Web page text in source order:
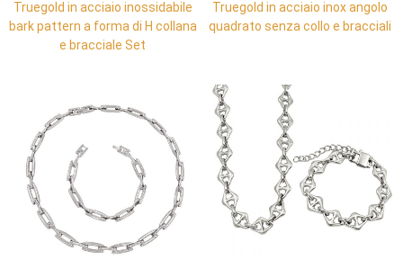
Truegold in acciaio inossidabile
bark pattern a forma di H collana
e bracciale Set
Truegold in acciaio inox angolo
quadrato senza collo e bracciali